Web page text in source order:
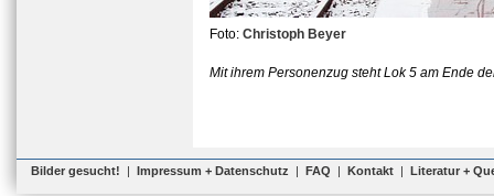
Foto: Christoph Beyer
Mit ihrem Personenzug steht Lok 5 am Ende
Bilder gesucht! | Impressum + Datenschutz | FAQ | Kontakt | Literatur +